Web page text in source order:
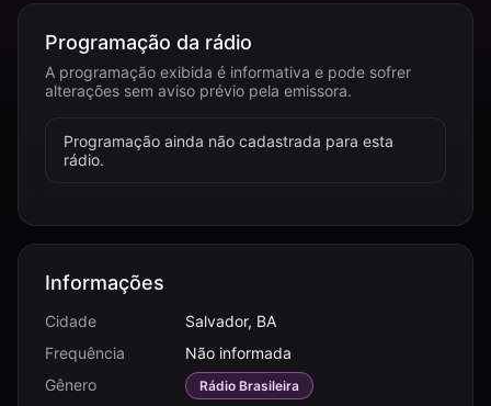
Programação da rádio
A programação exibida é informativa e pode sofrer
alterações sem aviso prévio pela emissora.
Programação ainda não cadastrada para esta
rádio.
Informações
Cidade
Salvador, BA
Frequência
Não informada
Gênero
Rádio Brasileira